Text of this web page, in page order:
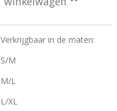
Verkrijgbaar in de maten:
S/M
M/L
L/XL